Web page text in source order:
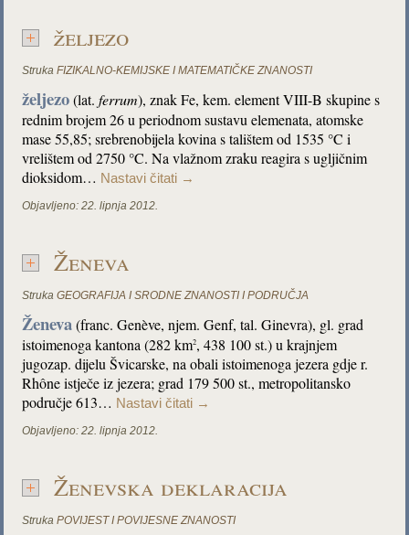
željezo
Struka FIZIKALNO-KEMIJSKE I MATEMATIČKE ZNANOSTI
željezo(lat.ferrum), znak Fe, kem. element VIII-B skupine s
rednim brojem 26 u periodnom sustavu elemenata, atomske
mase 55,85; srebrenobijela kovina s talištem od 1535 °C i
vrelištem od 2750 °C. Na vlažnom zraku reagira s ugljičnim
dioksidom… Nastavi čitati →
Objavljeno: 22. lipnja 2012.
Ženeva
Struka GEOGRAFIJA I SRODNE ZNANOSTI I PODRUČJA
Ženeva(franc. Genève, njem. Genf, tal. Ginevra), gl. grad
istoimenoga kantona (282 km2, 438 100 st.) u krajnjem
jugozap. dijelu Švicarske, na obali istoimenoga jezera gdje r.
Rhône istječe iz jezera; grad 179 500 st., metropolitansko
područje 613… Nastavi čitati →
Objavljeno: 22. lipnja 2012.
Ženevska deklaracija
Struka POVIJEST I POVIJESNE ZNANOSTI